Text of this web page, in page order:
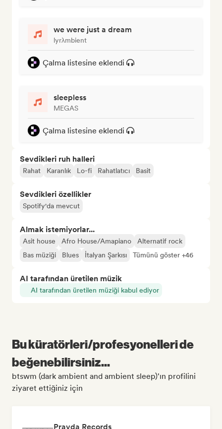
we were just a dream
lyrλmbient
Çalma listesine eklendi
sleepless
MEGAS
Çalma listesine eklendi
Sevdikleri ruh halleri
Rahat Karanlık Lo-fi Rahatlatıcı Basit
Sevdikleri özellikler
Spotify'da mevcut
Almak istemiyorlar...
Asit house Afro House/Amapiano
Alternatif rock
Bas müziği
Blues İtalyan Şarkısı Tümünü göster +46
AI tarafından üretilen müzik
AI tarafından üretilen müziği kabul ediyor
Bu küratörleri/profesyonelleri de
beğenebilirsiniz...
btswm (dark ambient and ambient sleep)'ın profilini
ziyaret ettiğiniz için
Pravda Records